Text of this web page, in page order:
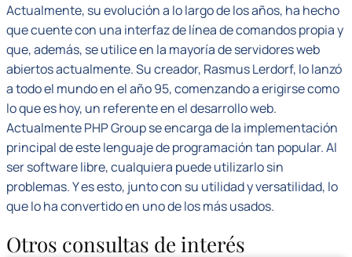
Actualmente, su evolución a lo largo de los años, ha hecho
que cuente con una interfaz de línea de comandos propia y
que, además, se utilice en la mayoría de servidores web
abiertos actualmente. Su creador, Rasmus Lerdorf, lo lanzó
a todo el mundo en el año 95, comenzando a erigirse como
lo que es hoy, un referente en el desarrollo web.
Actualmente PHP Group se encarga de la implementación
principal de este lenguaje de programación tan popular. Al
ser software libre, cualquiera puede utilizarlo sin
problemas. Y es esto, junto con su utilidad y versatilidad, lo
que lo ha convertido en uno de los más usados.
Otros consultas de interés